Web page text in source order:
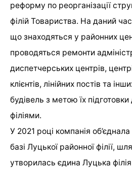
реформу по реорганізації
філій Товариства. На даний
що знаходяться у районних
проводяться ремонти
диспетчерських центрів,
клієнтів, лінійних постів та
будівель з метою їх
філіями.
У 2021 році компанія
базі Луцької районної філії,
утворилась єдина Луцька